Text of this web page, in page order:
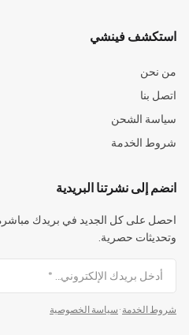
استكشف فينشي
من نحن
اتصل بنا
سياسة الشحن
شروط الخدمة
انضم إلى نشرتنا البريدية
احصل على كل الجديد في بريدك
وتحديثات حصرية.
شروط الخدمة · سياسة الخصوصية